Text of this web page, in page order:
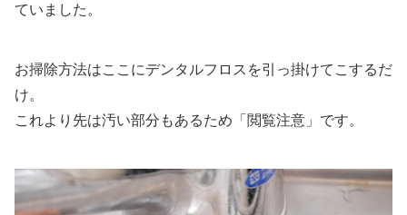
ていました。
お掃除方法はここにデンタルフロスを引っ掛けてこするだ
け。
これより先は汚い部分もあるため「閲覧注意」です。